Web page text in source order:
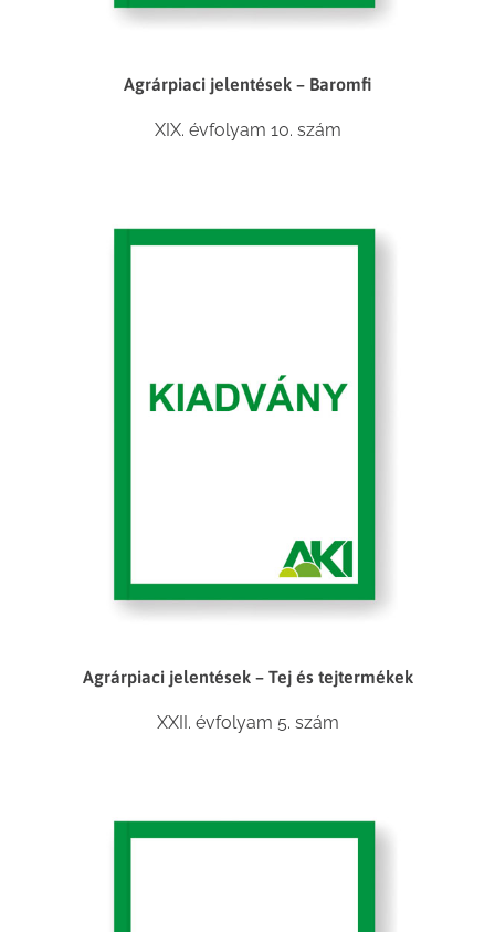
Agrárpiaci jelentések – Baromfi
XIX. évfolyam 10. szám
Agrárpiaci jelentések – Tej és tejtermékek
XXII. évfolyam 5. szám